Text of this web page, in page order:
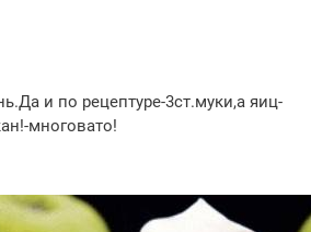
и по рецептуре-3ст.муки,а яиц-
многовато!